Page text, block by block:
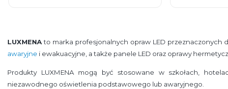
LUXMENAto marka profesjonalnych opraw LED przeznaczonych
awaryjne i ewakuacyjne, a także panele LED oraz oprawy
Produkty LUXMENA mogą być stosowane w szkołach,
niezawodnego oświetlenia podstawowego lub awaryjnego.